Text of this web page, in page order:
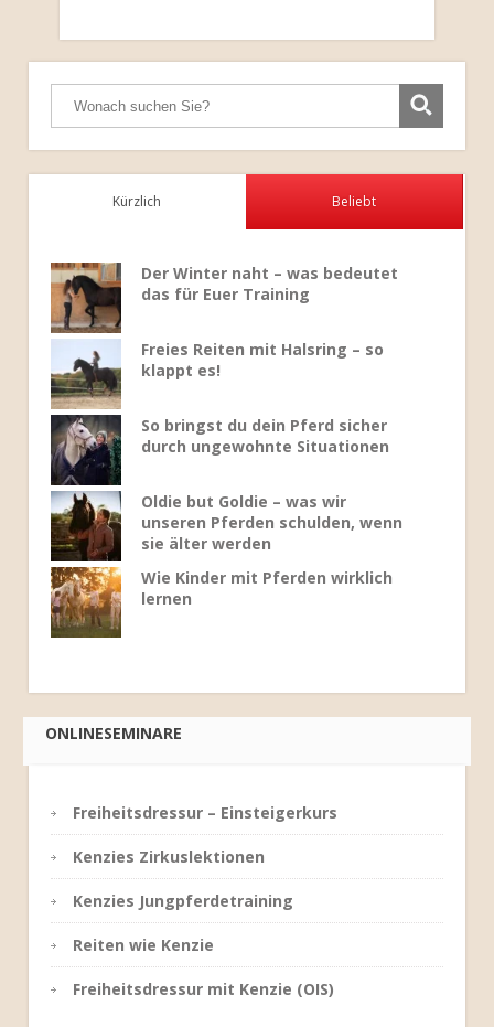
Kürzlich Beliebt
Der Winter naht – was bedeutet
das für Euer Training
Freies Reiten mit Halsring – so
klappt es!
So bringst du dein Pferd sicher
durch ungewohnte Situationen
Oldie but Goldie – was wir
unseren Pferden schulden, wenn
sie älter werden
Wie Kinder mit Pferden wirklich
lernen
ONLINESEMINARE
Freiheitsdressur – Einsteigerkurs
Kenzies Zirkuslektionen
Kenzies Jungpferdetraining
Reiten wie Kenzie
Freiheitsdressur mit Kenzie (OIS)